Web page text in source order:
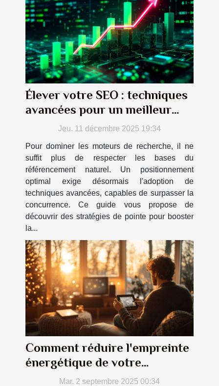
Élever votre SEO : techniques
avancées pour un meilleur
classement
Jeu. 11 décembre 2025 19:34
Pour dominer les moteurs de recherche, il ne
suffit plus de respecter les bases du
référencement naturel. Un positionnement
optimal exige désormais l'adoption de
techniques avancées, capables de surpasser la
concurrence. Ce guide vous propose de
découvrir des stratégies de pointe pour booster
la...
Comment réduire l'empreinte
énergétique de votre
divertissement domestique ?
Mar. 2 septembre 2025 00:34